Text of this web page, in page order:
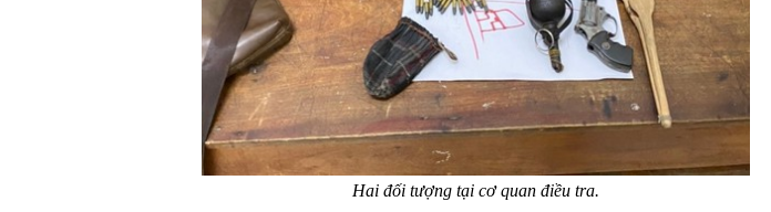
Hai đối tượng tại cơ quan điều tra.